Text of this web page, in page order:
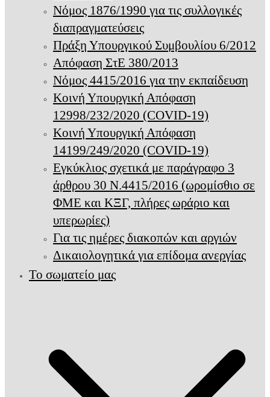
Νόμος 1876/1990 για τις συλλογικές
διαπραγματεύσεις
Πράξη Υπουργικού Συμβουλίου 6/2012
Απόφαση ΣτΕ 380/2013
Νόμος 4415/2016 για την εκπαίδευση
Κοινή Υπουργική Απόφαση
12998/232/2020 (COVID-19)
Κοινή Υπουργική Απόφαση
14199/249/2020 (COVID-19)
Εγκύκλιος σχετικά με παράγραφο 3
άρθρου 30 Ν.4415/2016 (ωρομίσθιο σε
ΦΜΕ και ΚΞΓ, πλήρες ωράριο και
υπερωρίες)
Για τις ημέρες διακοπών και αργιών
Δικαιολογητικά για επίδομα ανεργίας
Το σωματείο μας